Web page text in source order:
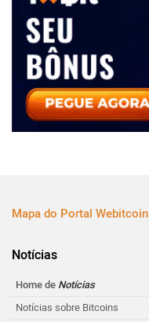
Mapa do Portal Webitcoin
Notícias
Home de Notícias
Notícias sobre Bitcoins